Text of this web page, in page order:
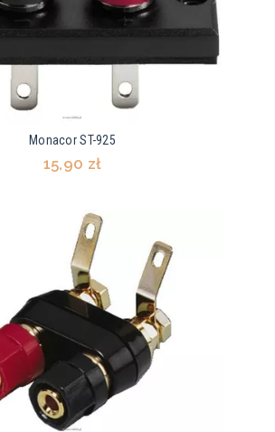
Monacor ST-925
15,90 zł